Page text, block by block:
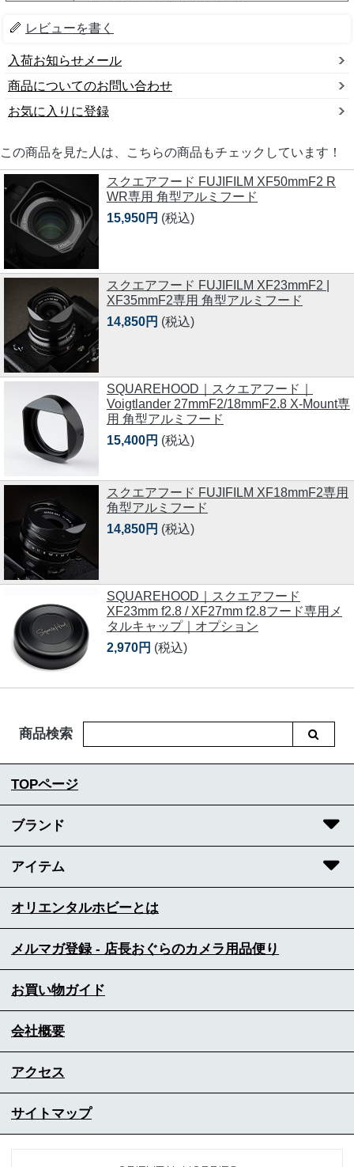
レビューを書く
入荷お知らせメール
商品についてのお問い合わせ
お気に入りに登録
この商品を見た人は、こちらの商品もチェックしています！
スクエアフード FUJIFILM XF50mmF2 R
WR専用 角型アルミフード
15,950円 (税込)
スクエアフード FUJIFILM XF23mmF2 |
XF35mmF2専用 角型アルミフード
14,850円 (税込)
SQUAREHOOD｜スクエアフード｜
Voigtlander 27mmF2/18mmF2.8 X-Mount専
用 角型アルミフード
15,400円 (税込)
スクエアフード FUJIFILM XF18mmF2専用
角型アルミフード
14,850円 (税込)
SQUAREHOOD｜スクエアフード
XF23mm f2.8 / XF27mm f2.8フード専用メ
タルキャップ｜オプション
2,970円 (税込)
商品検索
TOPページ
ブランド
アイテム
オリエンタルホビーとは
メルマガ登録 - 店長おぐらのカメラ用品便り
お買い物ガイド
会社概要
アクセス
サイトマップ